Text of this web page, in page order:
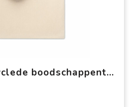
VIVEKA - Gerecyclede boodschappentas